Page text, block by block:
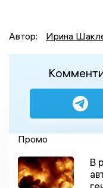
Автор: Ирина
Промо
В